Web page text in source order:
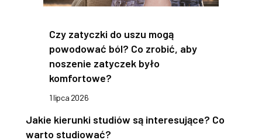
Czy zatyczki do uszu mogą
powodować ból? Co zrobić, aby
noszenie zatyczek było
komfortowe?
1 lipca 2026
Jakie kierunki studiów są interesujące? Co
warto studiować?